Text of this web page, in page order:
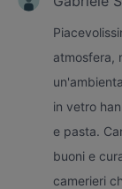
atmosfera,
in vetro
e pasta.
buoni e
camerieri